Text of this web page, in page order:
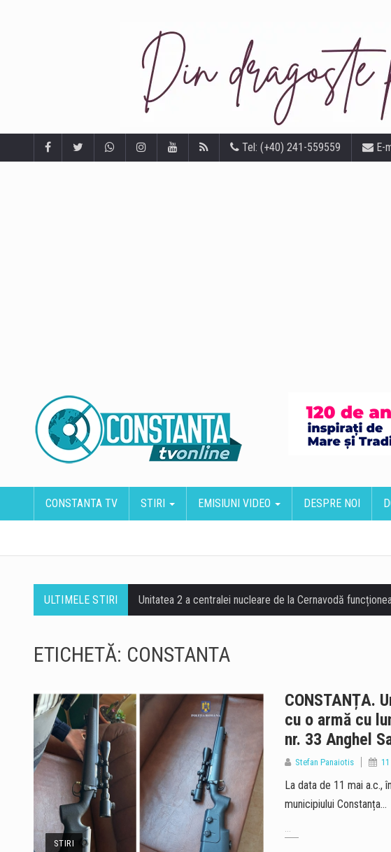
Tel: (+40) 241-559559 E-
CONSTANTA TV STIRI EMISIUNI VIDEO DESPRE NOI
ULTIMELE STIRI
ETICHETĂ: CONSTANTA
STIRI
CONSTANȚA.
cu o armă cu
nr. 33 Anghel
Stefan Panaiotis
La data de 11 mai a.c.,
municipiului Constanța…
...